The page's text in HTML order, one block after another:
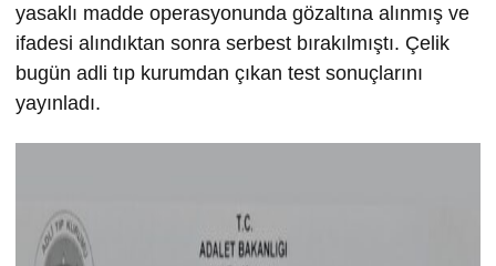
yasaklı madde operasyonunda gözaltına alınmış ve
ifadesi alındıktan sonra serbest bırakılmıştı. Çelik
bugün adli tıp kurumdan çıkan test sonuçlarını
yayınladı.